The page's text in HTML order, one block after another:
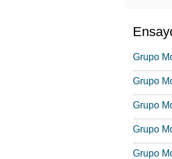
Grupo
Grupo
Grupo
Grupo
Grupo